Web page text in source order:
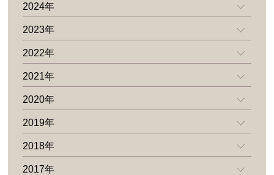
2024年
2023年
2022年
2021年
2020年
2019年
2018年
2017年